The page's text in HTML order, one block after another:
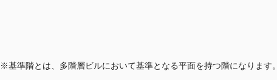
※基準階とは、多階層ビルにおいて基準となる平面を持つ階になります。